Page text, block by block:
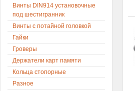
Винты DIN914 установочные
под шестигранник
Винты с потайной головкой
Гайки
Гроверы
Держатели карт памяти
Кольца стопорные
Разное